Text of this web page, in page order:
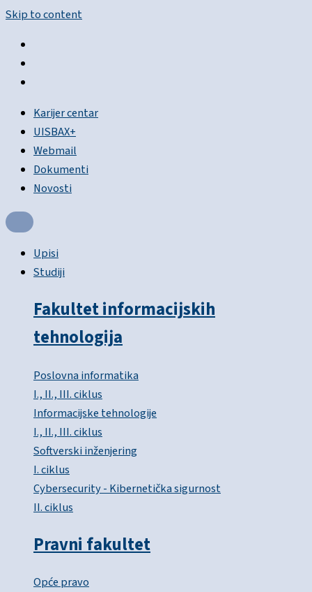
Skip to content
Karijer centar
UISBAX+
Webmail
Dokumenti
Novosti
Upisi
Studiji
Fakultet informacijskih
tehnologija
Poslovna informatika
I., II., III. ciklus
Informacijske tehnologije
I., II., III. ciklus
Softverski inženjering
I. ciklus
Cybersecurity - Kibernetička sigurnost
II. ciklus
Pravni fakultet
Opće pravo